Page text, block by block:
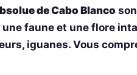
de Cabo Blanco
faune et une flore
iguanes. Vous